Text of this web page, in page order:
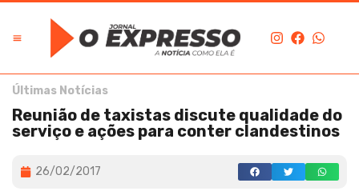
Últimas Notícias
Reunião de taxistas discute qualidade do
serviço e ações para conter clandestinos
26/02/2017